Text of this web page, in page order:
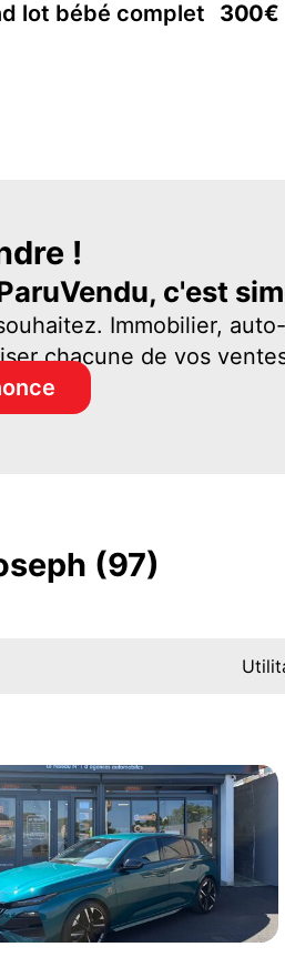
lot bébé complet 300€
!
c'est
Immobilier,
chacune de vos
(97)